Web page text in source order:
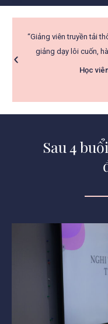
“Giảng viên truyền tải
giảng dạy lôi cuốn,
Học
Sau 4